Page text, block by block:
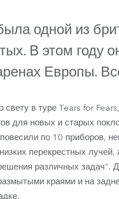
BMFL™ Spot
одной из
В этом году
Европы.
свету в туре Tears for
для новых и старых
по 10 приборов,
перекрестных
различных задач".
краями и на